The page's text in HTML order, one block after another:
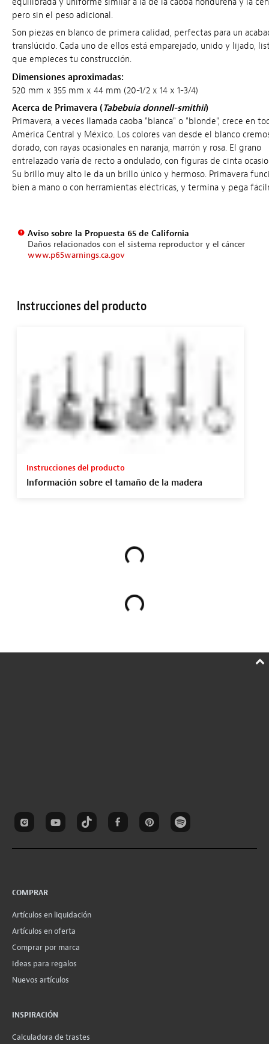
pero sin el peso adicional.
Son piezas en blanco de primera calidad, perfectas para un
translúcido. Cada uno de ellos está emparejado, unido y lijado,
que empieces tu construcción.
Dimensiones aproximadas:
520 mm x 355 mm x 44 mm (20-1/2 x 14 x 1-3/4)
Acerca de Primavera (Tabebuia donnell-smithii)
Primavera, a veces llamada caoba "blanca" o "blonde", crece en
América Central y México. Los colores van desde el blanco
dorado, con rayas ocasionales en naranja, marrón y rosa. El grano
entrelazado varía de recto a ondulado, con figuras de cinta
Su brillo muy alto le da un brillo único y hermoso. Primavera
bien a mano o con herramientas eléctricas, y termina y pega
Aviso sobre la Propuesta 65 de California
Daños relacionados con el sistema reproductor y el cáncer
www.p65warnings.ca.gov
Instrucciones del producto
Instrucciones del producto
Información sobre el tamaño de la madera
COMPRAR
Artículos en liquidación
Artículos en oferta
Comprar por marca
Ideas para regalos
Nuevos artículos
INSPIRACIÓN
Calculadora de trastes